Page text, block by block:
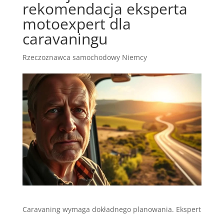
rekomendacja eksperta
motoexpert dla
caravaningu
Rzeczoznawca samochodowy Niemcy
Caravaning wymaga dokładnego planowania. Ekspert